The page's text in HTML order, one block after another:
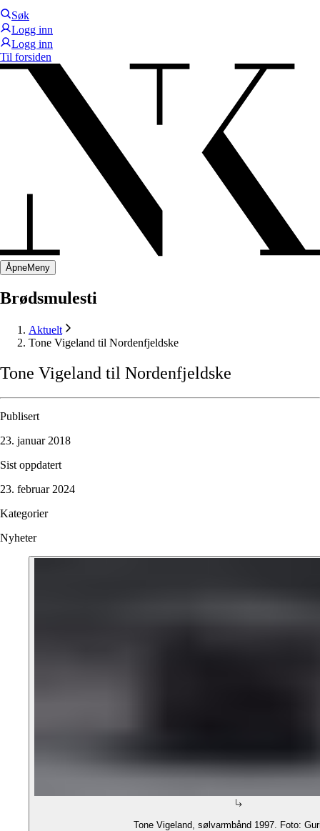
Søk
Logg inn
Logg inn
Til forsiden
ÅpneMeny
Brødsmulesti
Aktuelt
Tone Vigeland til Nordenfjeldske
Tone Vigeland til Nordenfjeldske
Publisert
23. januar 2018
Sist oppdatert
23. februar 2024
Kategorier
Nyheter
Tone Vigeland, sølvarmbånd 1997. Foto: